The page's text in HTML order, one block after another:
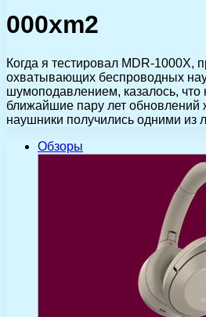
000xm2
Когда я тестировал MDR-
охватывающих беспроводных
шумоподавлением, казалось, что
ближайшие пару лет обновлений
наушники получились одними из
Обзоры